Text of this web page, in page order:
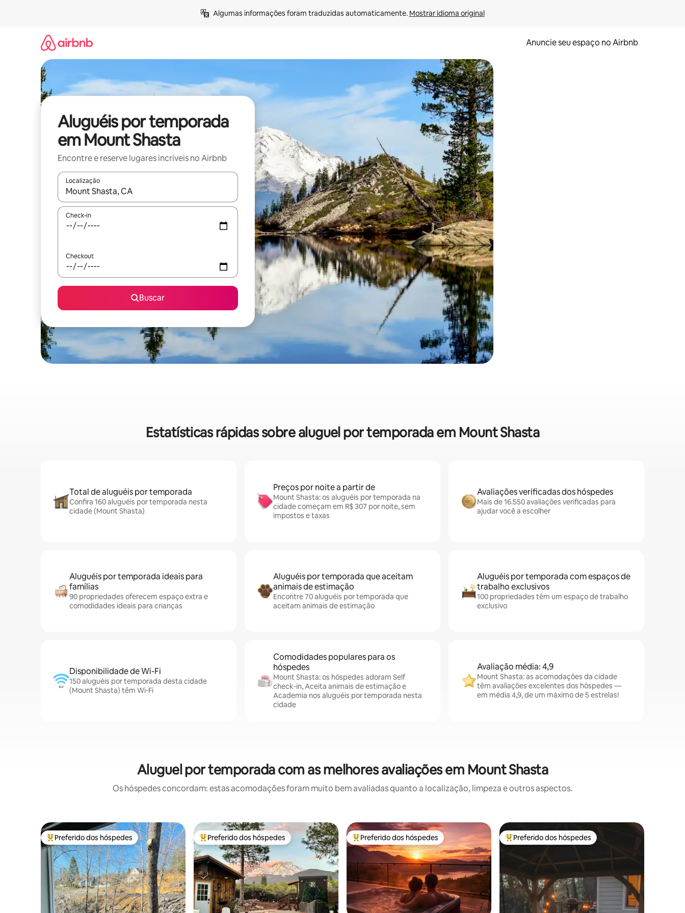
Algumas informações foram traduzidas automaticamente. Mostrar idioma original
Anuncie seu espaço no Airbnb
Aluguéis por temporada
em Mount Shasta
Encontre e reserve lugares incríveis no Airbnb
Localização
Quando os resultados estiverem disponíveis, explore-os usando as seta para cima e para baixo do teclado ou tocando e deslizando o dedo na tela.
Check-in
Checkout
Buscar
Estatísticas rápidas sobre aluguel por temporada em Mount Shasta
Total de aluguéis por temporada
Confira 160 aluguéis por temporada nesta
cidade (Mount Shasta)
Preços por noite a partir de
Mount Shasta: os aluguéis por temporada na
cidade começam em R$ 307 por noite, sem
impostos e taxas
Avaliações verificadas dos hóspedes
Mais de 16.550 avaliações verificadas para
ajudar você a escolher
Aluguéis por temporada ideais para
famílias
90 propriedades oferecem espaço extra e
comodidades ideais para crianças
Aluguéis por temporada que aceitam
animais de estimação
Encontre 70 aluguéis por temporada que
aceitam animais de estimação
Aluguéis por temporada com espaços de
trabalho exclusivos
100 propriedades têm um espaço de trabalho
exclusivo
Disponibilidade de Wi-Fi
150 aluguéis por temporada desta cidade
(Mount Shasta) têm Wi-Fi
Comodidades populares para os
hóspedes
Mount Shasta: os hóspedes adoram Self
check-in, Aceita animais de estimação e
Academia nos aluguéis por temporada nesta
cidade
Avaliação média: 4,9
Mount Shasta: as acomodações da cidade
têm avaliações excelentes dos hóspedes —
em média 4,9, de um máximo de 5 estrelas!
Aluguel por temporada com as melhores avaliações em Mount Shasta
Os hóspedes concordam: estas acomodações foram muito bem avaliadas quanto a localização, limpeza e outros aspectos.
Entre os melhores preferidos dos hóspedes
Preferido dos hóspedes Entre os melhores preferidos dos hóspedes
Preferido dos hóspedes Entre os melhores preferidos dos hóspedes
Preferido dos hóspedes Entre os melhores preferidos dos hóspedes
Preferido dos hóspedes